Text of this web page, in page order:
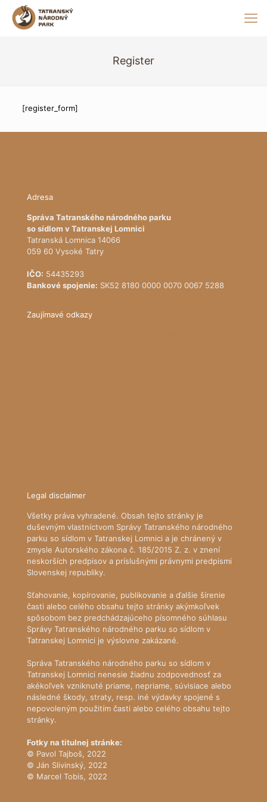
Register
[register_form]
Adresa
Správa Tatranského národného parku
so sídlom v Tatranskej Lomnici
Tatranská Lomnica 14066
059 60 Vysoké Tatry
IČO: 54435293
Bankové spojenie: SK52 8180 0000 0070 0067 5288
Zaujímavé odkazy
Legal disclaimer
Všetky práva vyhradené. Obsah tejto stránky je
duševným vlastníctvom Správy Tatranského národného
parku so sídlom v Tatranskej Lomnici a je chránený v
zmysle Autorského zákona č. 185/2015 Z. z. v znení
neskorších predpisov a príslušnými právnymi predpismi
Slovenskej republiky.
Sťahovanie, kopírovanie, publikovanie a ďalšie šírenie
časti alebo celého obsahu tejto stránky akýmkoľvek
spôsobom bez predchádzajúceho písomného súhlasu
Správy Tatranského národného parku so sídlom v
Tatranskej Lomnici je výslovne zakázané.
Správa Tatranského národného parku so sídlom v
Tatranskej Lomnici nenesie žiadnu zodpovednosť za
akékoľvek vzniknuté priame, nepriame, súvisiace alebo
následné škody, straty, resp. iné výdavky spojené s
nepovoleným použitím časti alebo celého obsahu tejto
stránky.
Fotky na titulnej stránke:
© Pavol Tajboš, 2022
© Ján Slivinský, 2022
© Marcel Tobis, 2022